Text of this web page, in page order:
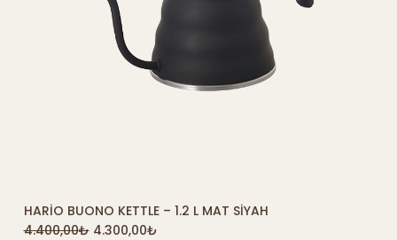
SEPETE EKLE
HARIO BUONO KETTLE – 1.2 L MAT SIYAH
4.400,00₺ 4.300,00₺